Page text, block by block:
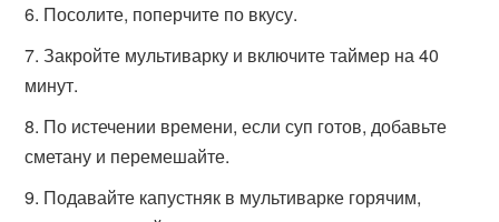
Посолите, поперчите по вкусу.
Закройте мультиварку и включите таймер на 40
минут.
По истечении времени, если суп готов, добавьте
сметану и перемешайте.
Подавайте капустняк в мультиварке горячим,